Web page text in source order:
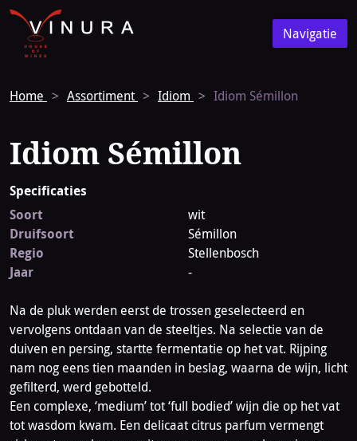
Vinura
Navigatie
Navigatie
Home Assortiment Idiom Idiom Sémillon
Idiom Sémillon
Specificaties
Soort
wit
Druifsoort
Sémillon
Regio
Stellenbosch
Jaar
-
Na de pluk werden eerst de trossen geselecteerd en
vervolgens ontdaan van de steeltjes. Na selectie van de
duiven en persing, startte fermentatie op het vat. Rijping
nam nog eens tien maanden in beslag, waarna de wijn, licht
gefilterd, werd gebotteld.
Een complexe, ‘medium’ tot ‘full bodied’ wijn die op het vat
tot wasdom kwam. Een delicaat citrus parfum vermengt